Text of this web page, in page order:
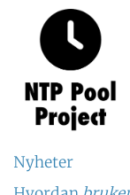
Nyheter